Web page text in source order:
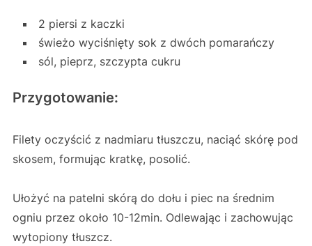
2 piersi z kaczki
świeżo wyciśnięty sok z dwóch pomarańczy
sól, pieprz, szczypta cukru
Przygotowanie:
Filety oczyścić z nadmiaru tłuszczu, naciąć skórę pod
skosem, formując kratkę, posolić.
Ułożyć na patelni skórą do dołu i piec na średnim
ogniu przez około 10-12min. Odlewając i zachowując
wytopiony tłuszcz.